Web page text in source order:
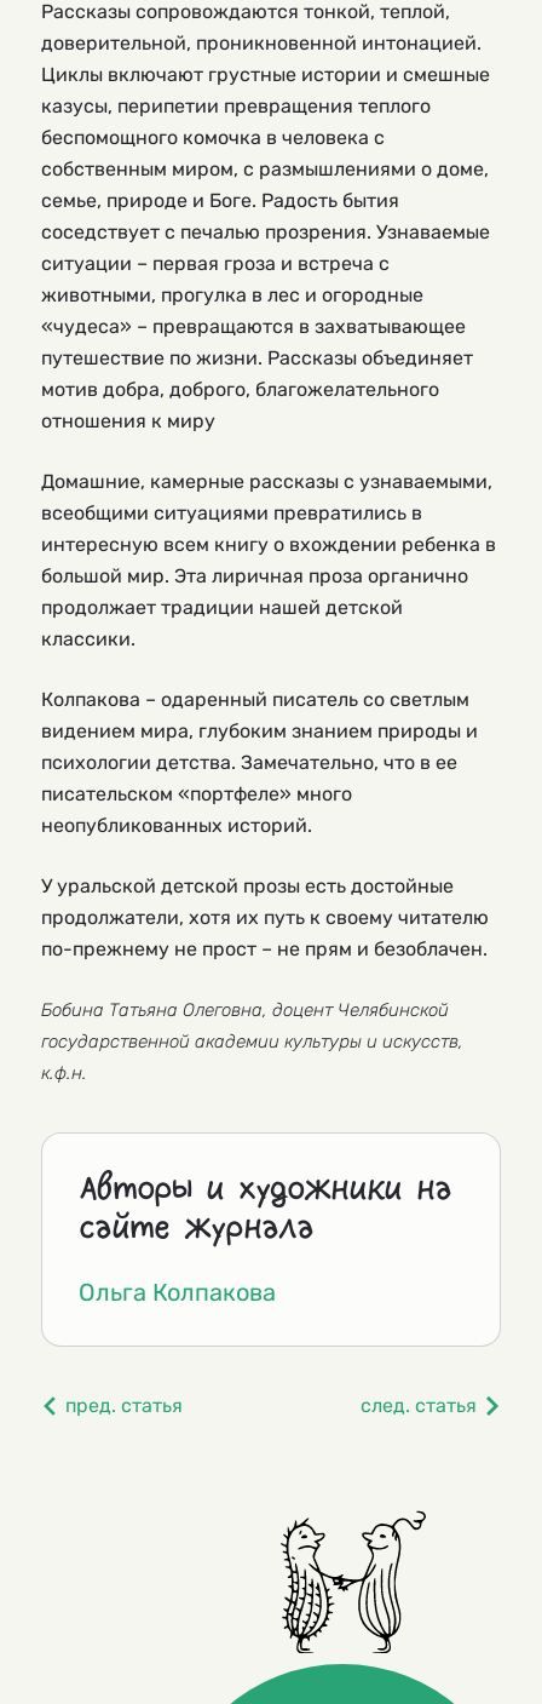
Рассказы сопровождаются тонкой, теплой,
доверительной, проникновенной интонацией.
Циклы включают грустные истории и смешные
казусы, перипетии превращения теплого
беспомощного комочка в человека с
собственным миром, с размышлениями о доме,
семье, природе и Боге. Радость бытия
соседствует с печалью прозрения. Узнаваемые
ситуации – первая гроза и встреча с
животными, прогулка в лес и огородные
«чудеса» – превращаются в захватывающее
путешествие по жизни. Рассказы объединяет
мотив добра, доброго, благожелательного
отношения к миру
Домашние, камерные рассказы с узнаваемыми,
всеобщими ситуациями превратились в
интересную всем книгу о вхождении ребенка в
большой мир. Эта лиричная проза органично
продолжает традиции нашей детской
классики.
Колпакова – одаренный писатель со светлым
видением мира, глубоким знанием природы и
психологии детства. Замечательно, что в ее
писательском «портфеле» много
неопубликованных историй.
У уральской детской прозы есть достойные
продолжатели, хотя их путь к своему читателю
по-прежнему не прост – не прям и безоблачен.
Бобина Татьяна Олеговна, доцент Челябинской
государственной академии культуры и искусств,
к.ф.н.
Авторы и художники на
сайте журнала
Ольга Колпакова
пред. статья след. статья